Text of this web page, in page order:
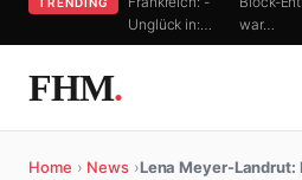
Unglück in:…
war…
FHM.
Home › News ›Lena Meyer-Landrut: